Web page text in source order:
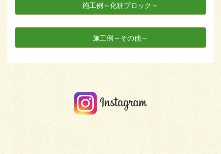
施工例～化粧ブロック～
施工例～その他～